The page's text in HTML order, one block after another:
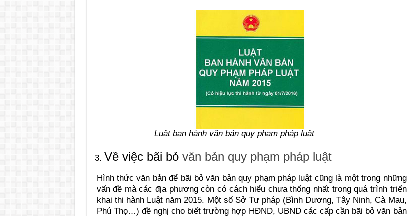
Luật ban hành văn bản quy phạm pháp luật
Về việc bãi bỏ văn bản quy phạm pháp luật
Hình thức văn bản để bãi bỏ văn bản quy phạm pháp luật cũng là một trong những
vấn đề mà các địa phương còn có cách hiểu chưa thống nhất trong quá trình triển
khai thi hành Luật năm 2015. Một số Sở Tư pháp (Bình Dương, Tây Ninh, Cà Mau,
Phú Thọ…) đề nghị cho biết trường hợp HĐND, UBND các cấp cần bãi bỏ văn bản